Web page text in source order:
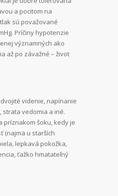
a pocitom na
sú považované
Príčiny hypotenzie
významných ako
až po závažné – život
videnie, napínanie
strata vedomia a iné.
príznakom šoku, kedy je
(najmä u starších
lepkavá pokožka,
ťažko hmatateľný